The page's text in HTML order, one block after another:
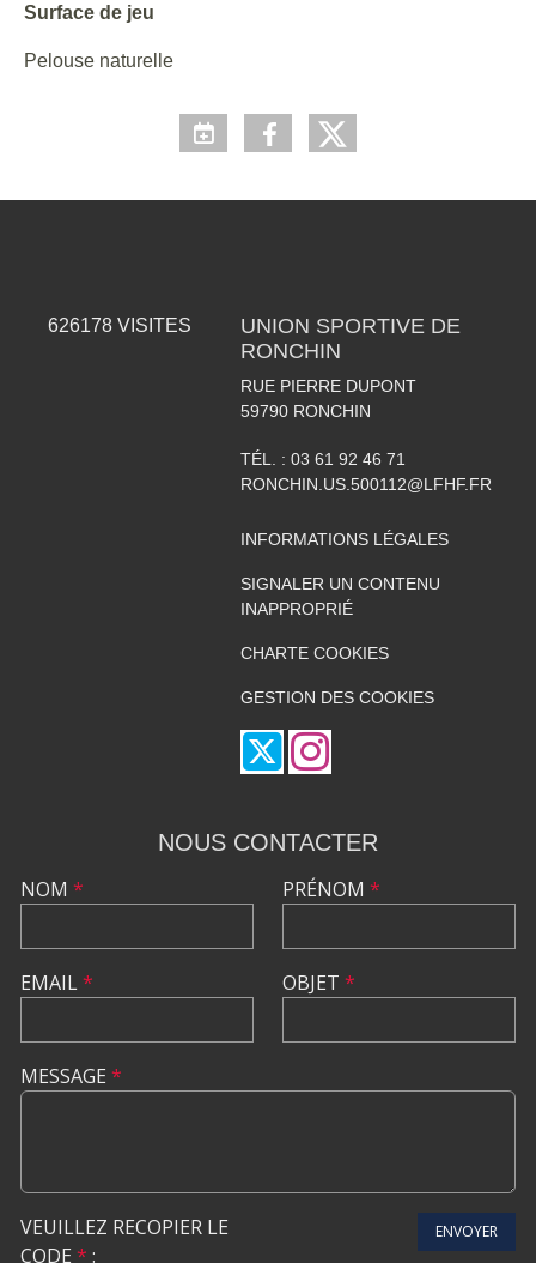
Surface de jeu
Pelouse naturelle
626178 VISITES
UNION SPORTIVE DE
RONCHIN
RUE PIERRE DUPONT
59790 RONCHIN
TÉL. : 03 61 92 46 71
RONCHIN.US.500112@LFHF.FR
INFORMATIONS LÉGALES
SIGNALER UN CONTENU
INAPPROPRIÉ
CHARTE COOKIES
GESTION DES COOKIES
NOUS CONTACTER
NOM *
EMAIL*
PRÉNOM *
OBJET *
MESSAGE *
VEUILLEZ RECOPIER LE
CODE * :
ENVOYER